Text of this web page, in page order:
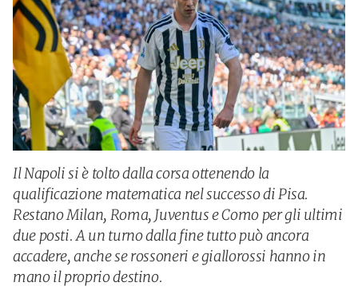
Il Napoli si è tolto dalla corsa ottenendo la
qualificazione matematica nel successo di Pisa.
Restano Milan, Roma, Juventus e Como per gli ultimi
due posti. A un turno dalla fine tutto può ancora
accadere, anche se rossoneri e giallorossi hanno in
mano il proprio destino.